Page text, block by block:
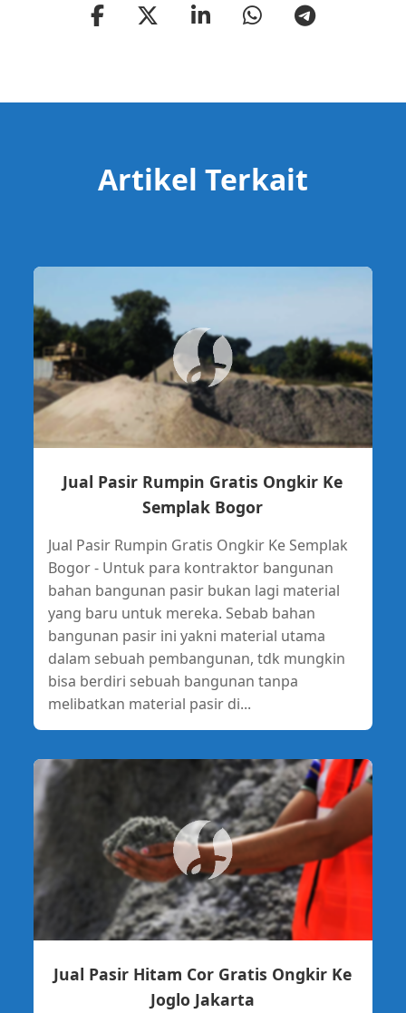
Artikel Terkait
Jual Pasir Rumpin Gratis Ongkir Ke
Semplak Bogor
Jual Pasir Rumpin Gratis Ongkir Ke Semplak
Bogor - Untuk para kontraktor bangunan
bahan bangunan pasir bukan lagi material
yang baru untuk mereka. Sebab bahan
bangunan pasir ini yakni material utama
dalam sebuah pembangunan, tdk mungkin
bisa berdiri sebuah bangunan tanpa
melibatkan material pasir di...
Jual Pasir Hitam Cor Gratis Ongkir Ke
Joglo Jakarta